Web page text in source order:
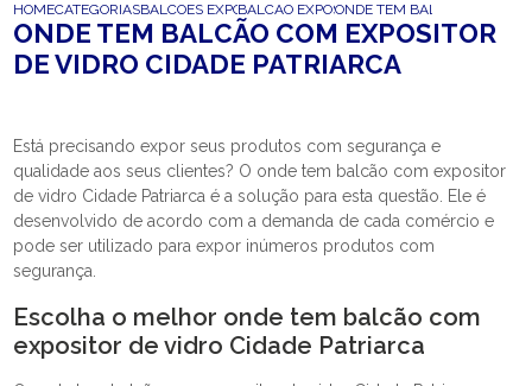
HOMECATEGORIASBALCOES EXPOSITORESBALCAO EXPOSITOR PARA PADARIA
ONDE TEM BALCAO COM
ONDE TEM BALCÃO COM EXPOSITOR
DE VIDRO CIDADE PATRIARCA
Está precisando expor seus produtos com segurança e
qualidade aos seus clientes? O onde tem balcão com expositor
de vidro Cidade Patriarca é a solução para esta questão. Ele é
desenvolvido de acordo com a demanda de cada comércio e
pode ser utilizado para expor inúmeros produtos com
segurança.
Escolha o melhor onde tem balcão com
expositor de vidro Cidade Patriarca